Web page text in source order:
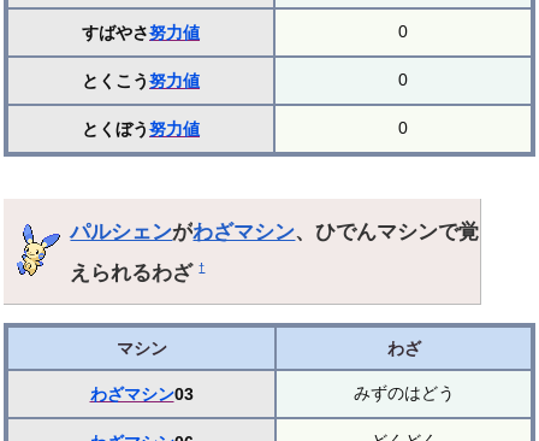
すばやさ努力値 0
とくこう努力値 0
とくぼう努力値 0
パルシェンがわざマシン、ひでんマシンで覚
えられるわざ†
マシン わざ
わざマシン03 みずのはどう